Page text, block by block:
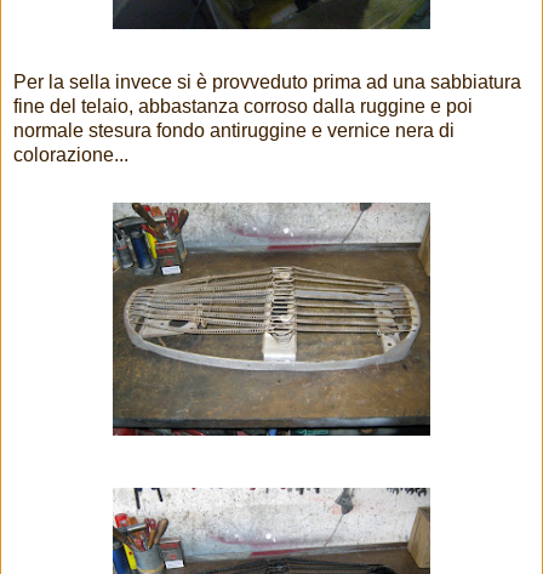
Per la sella invece si è provveduto prima ad una sabbiatura
fine del telaio, abbastanza corroso dalla ruggine e poi
normale stesura fondo antiruggine e vernice nera di
colorazione...